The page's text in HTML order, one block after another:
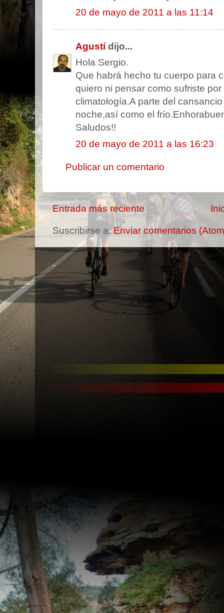
20 de mayo de 2011 a las 11:14
Agustídijo...
Hola Sergio.
Que habrá hecho tu cuerpo para
quiero ni pensar como sufriste
climatología.A parte del
noche,así como el
Saludos!!
20 de mayo de 2011 a las 16:23
Publicar un comentario
Entrada más reciente
Suscribirse a:Enviar comentarios
-